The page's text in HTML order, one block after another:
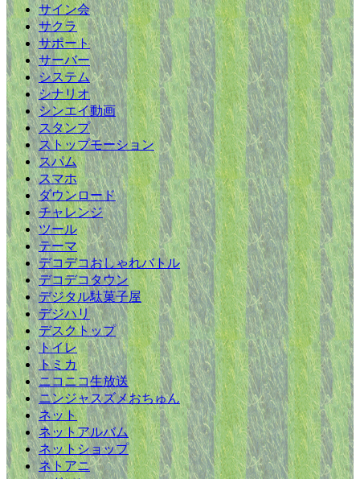
サイン会
サクラ
サポート
サーバー
システム
シナリオ
シンエイ動画
スタンプ
ストップモーション
スパム
スマホ
ダウンロード
チャレンジ
ツール
テーマ
デコデコおしゃれバトル
デコデコタウン
デジタル駄菓子屋
デジハリ
デスクトップ
トイレ
トミカ
ニコニコ生放送
ニンジャスズメおちゅん
ネット
ネットアルバム
ネットショップ
ネトアニ